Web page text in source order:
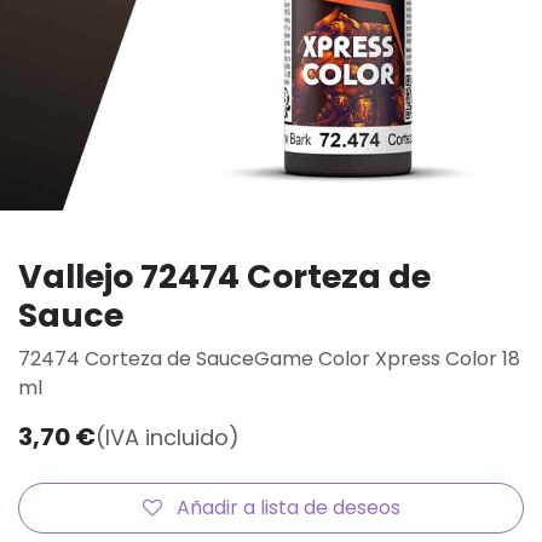
Vallejo 72474 Corteza de
Sauce
72474 Corteza de SauceGame Color Xpress Color 18
ml
3,70€(IVA incluido)
Añadir a lista de deseos